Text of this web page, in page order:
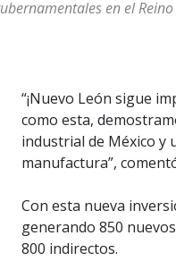
en el
“¡Nuevo León sigue
como esta,
industrial de México y
manufactura”,
Con esta nueva
generando 850
800 indirectos.